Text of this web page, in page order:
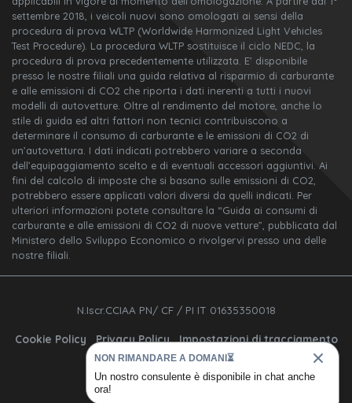
settembre 2018, i veicoli nuovi sono omologati ai sensi della
procedura di prova WLTP (Worldwide Harmonized Light Vehicles
Test Procedure). La procedura WLTP sostituisce il ciclo NEDC, la
procedura di prova precedentemente utilizzata. E’ disponibile
presso le nostre filiali una guida relativa al risparmio di carburante
e alle emissioni di CO2 che riporta i dati inerenti a tutti i nuovi
modelli di autovetture. Oltre al rendimento del motore, anche lo
stile di guida ed altri fattori non tecnici contribuiscono a
determinare il consumo di carburante e le emissioni di CO2 di
un’autovettura. I dati indicati potrebbero variare a seconda
dell’equipaggiamento scelto e di eventuali accessori aggiuntivi. Ai
fini del calcolo di imposte che si basano sulle emissioni di CO2,
potrebbero essere applicati valori diversi da quelli indicati. Per
ulteriori informazioni potete consultare la “Guida ai consumi di
carburante e alle emissioni di CO2 di nuove vetture”, pubblicata dal
Ministero dello Sviluppo Economico o rivolgervi presso una delle
nostre filiali.
N.Iscr.CCIAA PN/ CF / PI IT 01635350018
Cookie Policy Privacy Policy Impostazioni di tracciamento
NON RIMANDARE A DOMANI⏳
Un nostro consulente è disponibile in chat anche
ora!